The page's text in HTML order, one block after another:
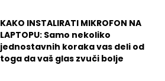
KAKO INSTALIRATI MIKROFON NA
LAPTOPU: Samo nekoliko
jednostavnih koraka vas deli od
toga da vaš glas zvuči bolje